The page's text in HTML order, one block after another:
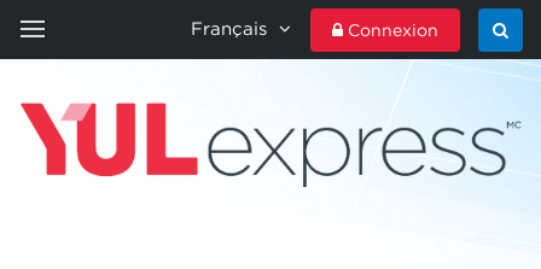
YULEXPRESS
Français Connexion